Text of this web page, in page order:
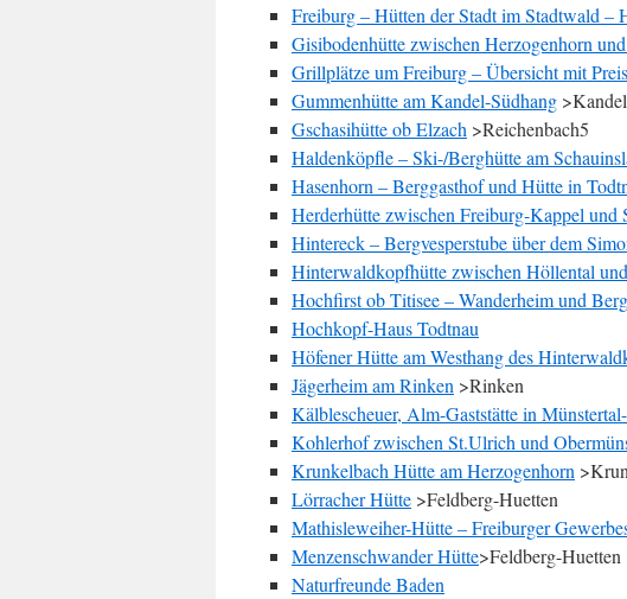
Freiburg – Hütten der Stadt im Stadtwald –
Gisibodenhütte zwischen Herzogenhorn
Grillplätze um Freiburg – Übersicht mit
Gummenhütte am Kandel-Südhang >Kandel
Gschasihütte ob Elzach >Reichenbach5
Haldenköpfle – Ski-/Berghütte am
Hasenhorn – Berggasthof und Hütte in
Herderhütte zwischen Freiburg-Kappel und
Hintereck – Bergvesperstube über dem
Hinterwaldkopfhütte zwischen Höllental
Hochfirst ob Titisee – Wanderheim und
Hochkopf-Haus Todtnau
Höfener Hütte am Westhang des
Jägerheim am Rinken >Rinken
Kälblescheuer, Alm-Gaststätte in
Kohlerhof zwischen St.Ulrich und
Krunkelbach Hütte am Herzogenhorn
Lörracher Hütte >Feldberg-Huetten
Mathisleweiher-Hütte – Freiburger
Menzenschwander Hütte>Feldberg-Huetten
Naturfreunde Baden